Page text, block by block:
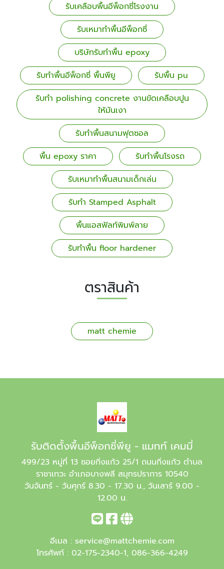
รับเคลือบพื้นอีพ็อกซี่โรงงาน
รับเหมาทำพื้นอีพ็อกซี่
บริษัทรับทำพื้น epoxy
รับทำพื้นอีพ็อกซี่ พื้นพียู
รับพื้น pu
รับทำ polishing concrete งานขัดเคลือบปูน
ให้มันเงา
รับทำพื้นสนามฟุตซอล
พื้น epoxy ราคา
รับทำพื้นโรงรถ
รับเหมาทำพื้นสนามเด็กเล่น
รับทำ Stamped Asphalt
พื้นแอสฟัลท์พิมพ์ลาย
รับทำพื้น floor hardener
ตราสินค้า
matt chemie
รับติดตั้งพื้นอีพ็อกซี่พียู - แมทท์ เคมมี่
499/23 หมู่ที่ 13 ซอยกิ่งแก้ว 25/1 ถนนกิ่งแก้ว ตำบล
ราชาเทวะ อำเภอบางพลี สมุทรปราการ 10540
วันจันทร์ - วันศุกร์ 8.30 - 17.30 น., วันเสาร์ 9.00 -
12.00 น.
อีเมล : service@mattchemie.com
โทรศัพท์ : 02-175-2340-1, 086-366-4249